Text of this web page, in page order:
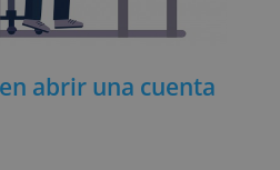
en abrir una cuenta